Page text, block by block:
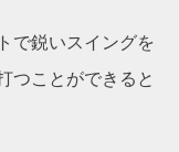
で鋭いスイングを
つことができると